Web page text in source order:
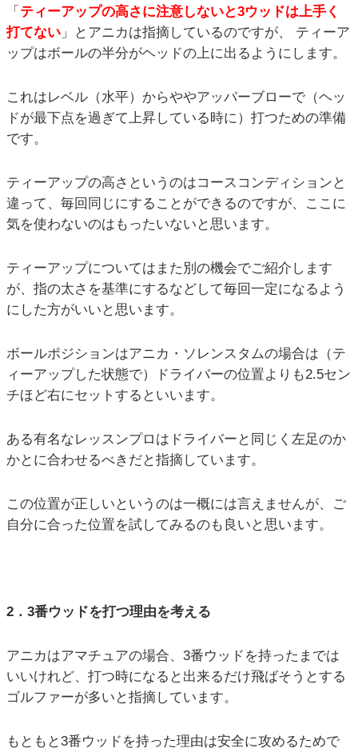
「 ティーアップの高さに注意しないと3ウッドは上手く
打てない 」とアニカは指摘しているのですが、 ティーア
ップはボールの半分がヘッドの上に出るようにします。
これはレベル（水平）からややアッパーブローで（ヘッ
ドが最下点を過ぎて上昇している時に）打つための準備
です。
ティーアップの高さというのはコースコンディションと
違って、毎回同じにすることができるのですが、ここに
気を使わないのはもったいないと思います。
ティーアップについてはまた別の機会でご紹介します
が、指の太さを基準にするなどして毎回一定になるよう
にした方がいいと思います。
ボールポジションはアニカ・ソレンスタムの場合は（テ
ィーアップした状態で）ドライバーの位置よりも2.5セン
チほど右にセットするといいます。
ある有名なレッスンプロはドライバーと同じく左足のか
かとに合わせるべきだと指摘しています。
この位置が正しいというのは一概には言えませんが、ご
自分に合った位置を試してみるのも良いと思います。
2．3番ウッドを打つ理由を考える
アニカはアマチュアの場合、3番ウッドを持ったまでは
いいけれど、打つ時になると出来るだけ飛ばそうとする
ゴルファーが多いと指摘しています。
もともと3番ウッドを持った理由は安全に攻めるためで